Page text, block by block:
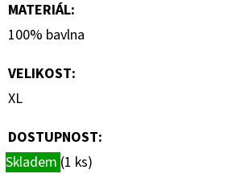
MATERIÁL:
100% bavlna
VELIKOST:
XL
DOSTUPNOST:
Skladem (1 ks)